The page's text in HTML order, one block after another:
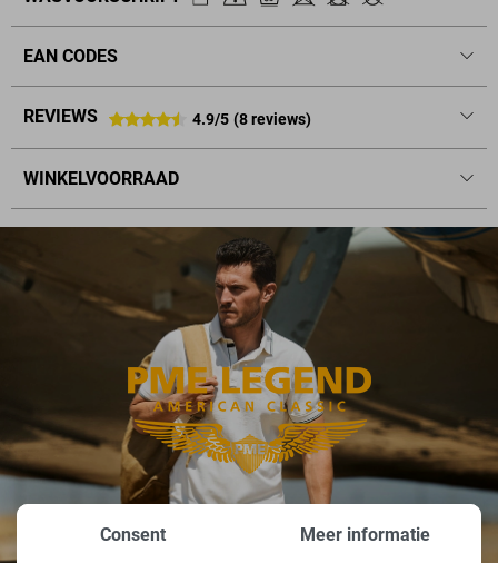
EAN CODES
REVIEWS 4.9/5 (8 reviews)
WINKELVOORRAAD
Consent Meer informatie